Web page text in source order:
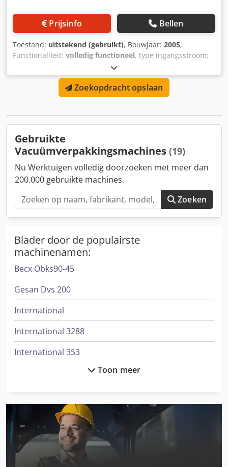
Prijsinfo Bellen
Toestand: uitstekend (gebruikt), Bouwjaar: 2005,
Functionaliteit: volledig functioneel, type ingangsstroom:
, Uitstekende staat, weinig gebruikt. We spreken
Engels, Duits en ex Yu talen. Contact ook mogelijk via
WatsApp Chjdpfx Aisvcnuvs Roa
Zoekopdracht opslaan
Gebruikte
Vacuümverpakkingsmachines (19)
Nu Werktuigen volledig doorzoeken met meer dan
200.000 gebruikte machines.
Zoeken
Blader door de populairste
machinenamen:
Becx Obks90-45
Gesan Dvs 200
International
International 3288
International 353
International 453
International 533
International 553
Toon meer